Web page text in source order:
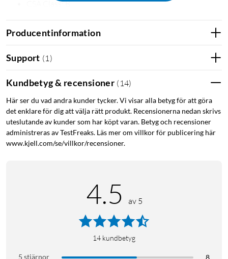
CSA Class: B
SLC80: 23
Miljögodkännanden: ROHS, REACH
Hörselskydd barn Hörsel barn
Producentinformation
Support (1 )
Kundbetyg & recensioner ( 14)
Här ser du vad andra kunder tycker. Vi visar alla betyg för att göra
det enklare för dig att välja rätt produkt. Recensionerna nedan skrivs
uteslutande av kunder som har köpt varan. Betyg och recensioner
administreras av TestFreaks. Läs mer om villkor för publicering här
www.kjell.com/se/villkor/recensioner.
4.5 av 5
14 kundbetyg
5 stjärnor